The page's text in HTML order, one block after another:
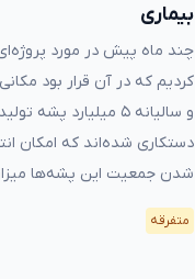
بیماری
چند ماه پیش در مورد
کردیم که در آن قرار بود
و سالیانه ۵
دستکاری شده‌اند که امکان
شدن جمعیت این پشه‌ها
متفرقه